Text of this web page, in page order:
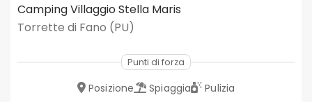
Camping Villaggio Stella Maris
Torrette di Fano (PU)
Punti di forza
Posizione Spiaggia Pulizia